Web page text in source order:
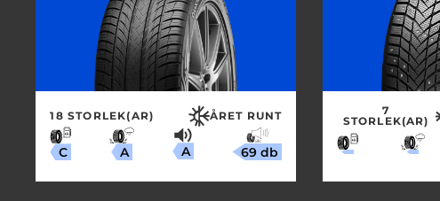
18 STORLEK(AR) ÅRET RUNT
C A A 69 db
7
STORLEK(AR)